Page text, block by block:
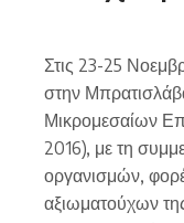
Στις 23-25
στην
Μικρομεσαίων
2016), με τη
οργανισμών,
αξιωματούχων